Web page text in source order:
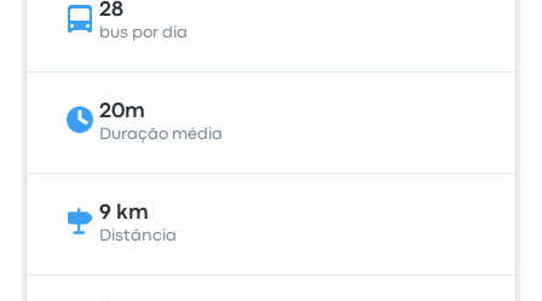
28
bus por dia
20m
Duração média
9 km
Distância